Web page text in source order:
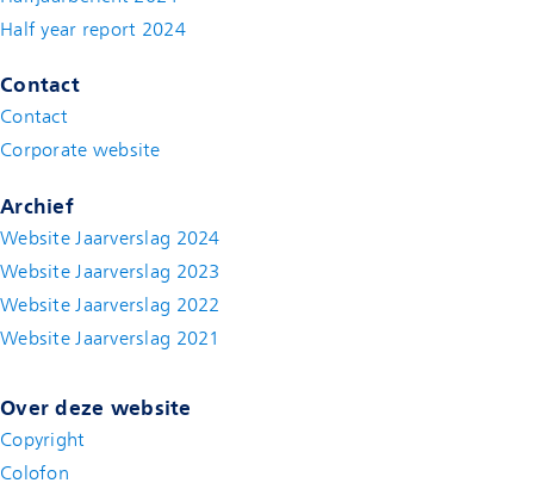
Half year report 2024(new window)
Contact
Contact
Corporate website
Archief
Website Jaarverslag 2024
Website Jaarverslag 2023
Website Jaarverslag 2022
Website Jaarverslag 2021
Over deze website
Copyright
Colofon